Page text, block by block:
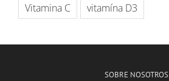
Vitamina C
vitamína D3
SOBRE NOSOTROS